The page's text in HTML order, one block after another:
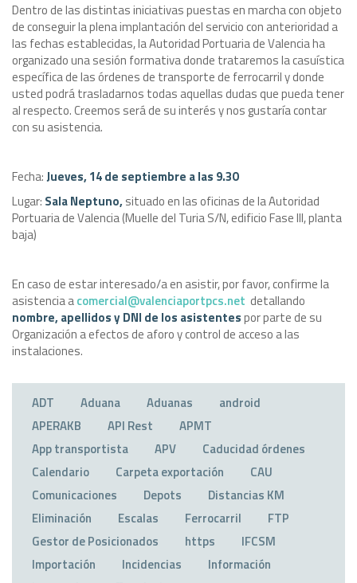
Dentro de las distintas iniciativas puestas en marcha con objeto
de conseguir la plena implantación del servicio con anterioridad a
las fechas establecidas, la Autoridad Portuaria de Valencia ha
organizado una sesión formativa donde trataremos la casuística
específica de las órdenes de transporte de ferrocarril y donde
usted podrá trasladarnos todas aquellas dudas que pueda tener
al respecto. Creemos será de su interés y nos gustaría contar
con su asistencia.
Fecha:Jueves, 14 de septiembre a las 9.30
Lugar: Sala Neptuno, situado en las oficinas de la Autoridad
Portuaria de Valencia (Muelle del Turia S/N, edificio Fase III, planta
baja)
En caso de estar interesado/a en asistir, por favor, confirme la
asistencia acomercial@valenciaportpcs.net detallando
nombre, apellidos y DNI de los asistentespor parte de su
Organización a efectos de aforo y control de acceso a las
instalaciones.
ADT Aduana Aduanas
android
APERAKB
API Rest
APMT
App transportista
APV
Caducidad órdenes
Calendario
Carpeta exportación
CAU
Comunicaciones
Depots
Distancias KM
Eliminación
Escalas Ferrocarril
FTP
Gestor de Posicionados
https
IFCSM
Importación
Incidencias
Información